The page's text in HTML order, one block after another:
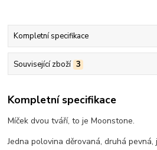
Kompletní specifikace
Související zboží 3
Kompletní specifikace
Míček dvou tváří, to je Moonstone.
Jedna polovina děrovaná, druhá